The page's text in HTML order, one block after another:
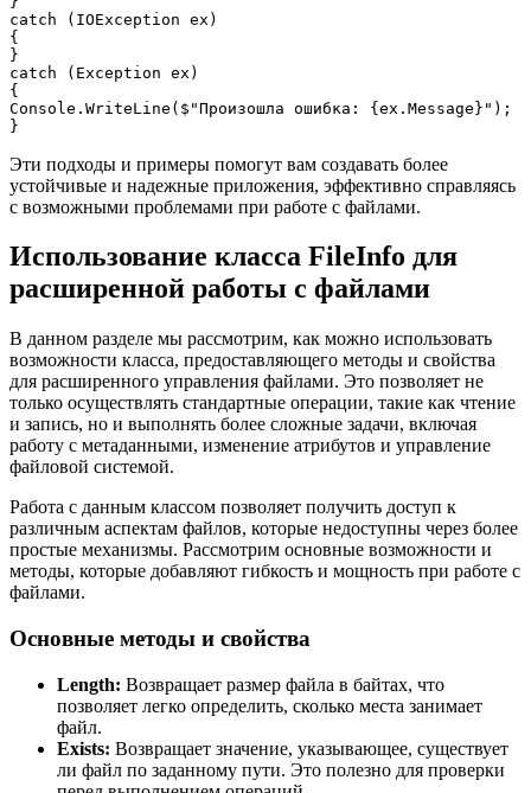
catch (IOException ex)
{
}
catch (Exception ex)
{
Console.WriteLine($"Произошла ошибка: {ex.Message}");
Эти подходы и примеры помогут вам создавать более
устойчивые и надежные приложения, эффективно справляясь
с возможными проблемами при работе с файлами.
Использование класса FileInfo для
расширенной работы с файлами
В данном разделе мы рассмотрим, как можно использовать
возможности класса, предоставляющего методы и свойства
для расширенного управления файлами. Это позволяет не
только осуществлять стандартные операции, такие как чтение
и запись, но и выполнять более сложные задачи, включая
работу с метаданными, изменение атрибутов и управление
файловой системой.
Работа с данным классом позволяет получить доступ к
различным аспектам файлов, которые недоступны через более
простые механизмы. Рассмотрим основные возможности и
методы, которые добавляют гибкость и мощность при работе с
файлами.
Основные методы и свойства
Length: Возвращает размер файла в байтах, что
позволяет легко определить, сколько места занимает
файл.
Exists: Возвращает значение, указывающее, существует
ли файл по заданному пути. Это полезно для проверки